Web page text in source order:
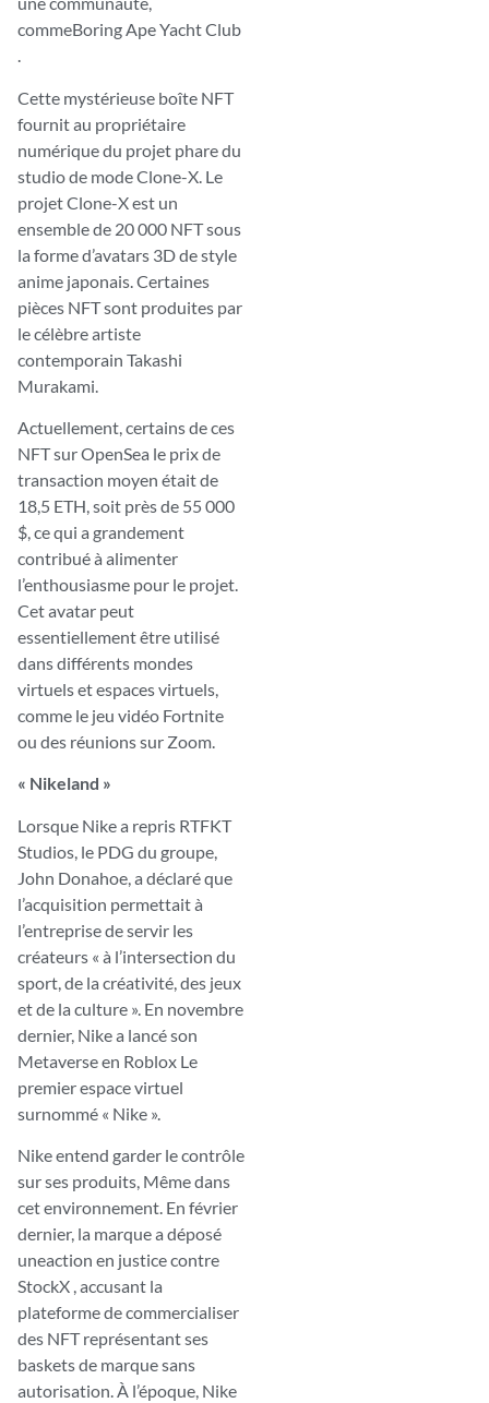
commeBoring Ape Yacht Club
.
Cette mystérieuse boîte NFT
fournit au propriétaire
numérique du projet phare du
studio de mode Clone-X. Le
projet Clone-X est un
ensemble de 20 000 NFT sous
la forme d’avatars 3D de style
anime japonais. Certaines
pièces NFT sont produites par
le célèbre artiste
contemporain Takashi
Murakami.
Actuellement, certains de ces
NFT sur OpenSea le prix de
transaction moyen était de
18,5 ETH, soit près de 55 000
$, ce qui a grandement
contribué à alimenter
l’enthousiasme pour le projet.
Cet avatar peut
essentiellement être utilisé
dans différents mondes
virtuels et espaces virtuels,
comme le jeu vidéo Fortnite
ou des réunions sur Zoom.
« Nikeland »
Lorsque Nike a repris RTFKT
Studios, le PDG du groupe,
John Donahoe, a déclaré que
l’acquisition permettait à
l’entreprise de servir les
créateurs « à l’intersection du
sport, de la créativité, des jeux
et de la culture ». En novembre
dernier, Nike a lancé son
Metaverse en Roblox Le
premier espace virtuel
surnommé « Nike ».
Nike entend garder le contrôle
sur ses produits, Même dans
cet environnement. En février
dernier, la marque a déposé
uneaction en justice contre
StockX , accusant la
plateforme de commercialiser
des NFT représentant ses
baskets de marque sans
autorisation. À l’époque, Nike